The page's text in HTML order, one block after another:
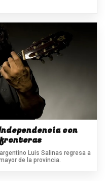
con
fronteras
Luis Salinas regresa a
de la provincia.